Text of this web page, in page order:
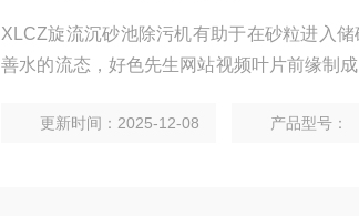
XLCZ旋流沉砂池除污机有助于在砂粒进入
善水的流态，好色先生网站视频叶片前缘制
更新时间：2025-12-08 产品型号：